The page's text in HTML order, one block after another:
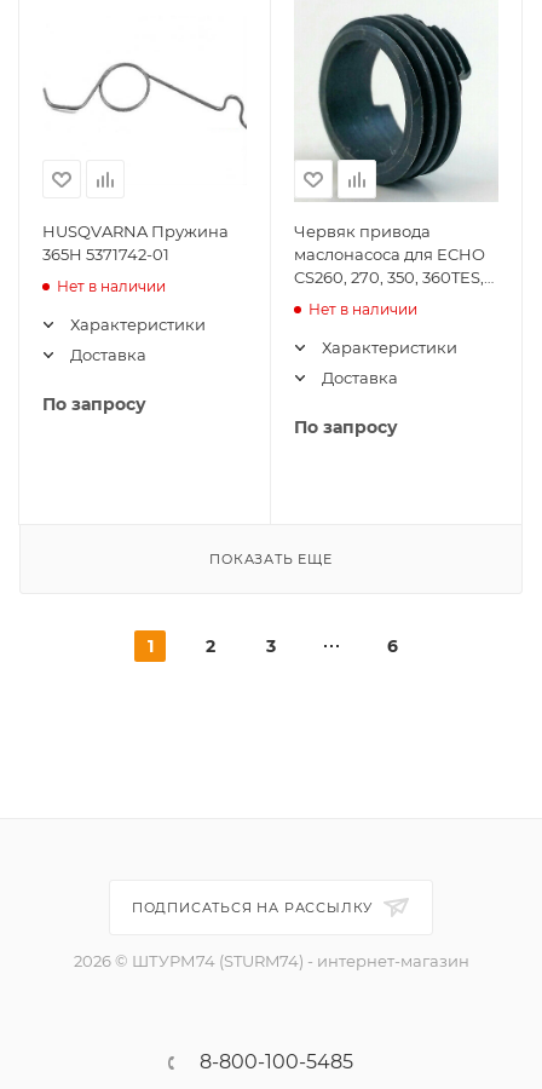
HUSQVARNA Пружина
365H 5371742-01
Нет в наличии
Характеристики
Доставка
По запросу
Червяк привода
маслонасоса для ECHO
CS260, 270, 350, 360TES,
361WES, 450 (нового
Нет в наличии
Характеристики
Доставка
По запросу
ПОКАЗАТЬ ЕЩЕ
1 2 3 6
ПОДПИСАТЬСЯ НА РАССЫЛКУ
2026 © ШТУРМ74 (STURM74) - интернет-магазин
8-800-100-5485